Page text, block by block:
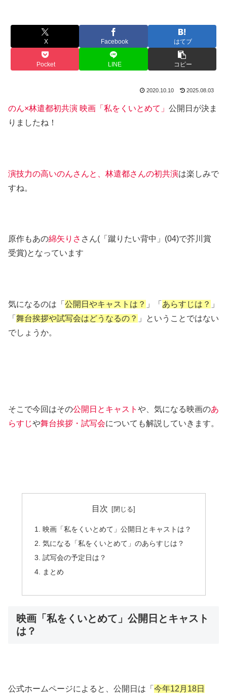
X Facebook はてブ
Pocket LINE コピー
2020.10.10 2025.08.03
のん×林遣都初共演 映画「私をくいとめて」 公開日が決ま
りましたね！
演技力の高いのんさんと、林遣都さんの初共演は楽しみで
すね。
原作もあの綿矢りさ さん(「蹴りたい背中」(04)で芥川賞
受賞)となっています
気になるのは「 公開日やキャストは？ 」「 あらすじは？ 」
「 舞台挨拶や試写会はどうなるの？ 」ということではない
でしょうか。
そこで今回はその公開日とキャスト や、気になる映画のあ
らすじや舞台挨拶・試写会についても解説していきます。
目次
映画「私をくいとめて」公開日とキャストは？
気になる「私をくいとめて」のあらすじは？
試写会の予定日は？
まとめ
映画「私をくいとめて」公開日とキャスト
は？
公式ホームページによると、公開日は「 今年12月18日